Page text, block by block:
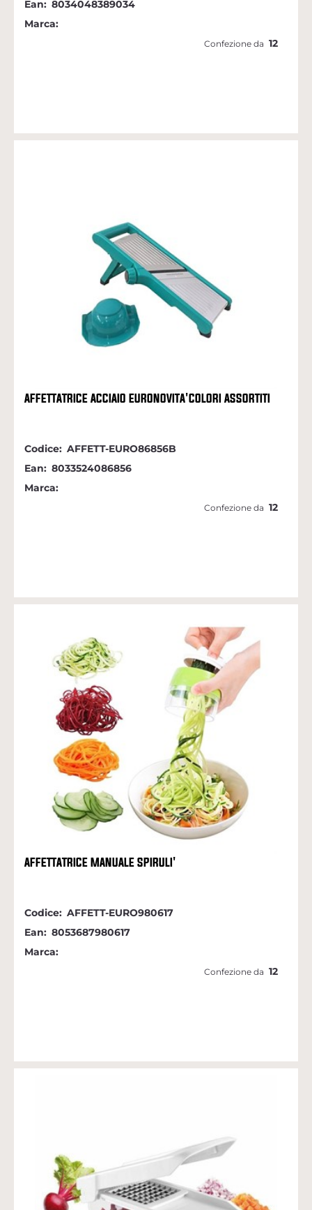
Ean: 8034048389034
Marca:
Confezione da 12
AFFETTATRICE ACCIAIO EURONOVITA'COLORI ASSORTITI
Codice: AFFETT-EURO86856B
Ean: 8033524086856
Marca:
Confezione da 12
AFFETTATRICE MANUALE SPIRULI'
Codice: AFFETT-EURO980617
Ean: 8053687980617
Marca:
Confezione da 12